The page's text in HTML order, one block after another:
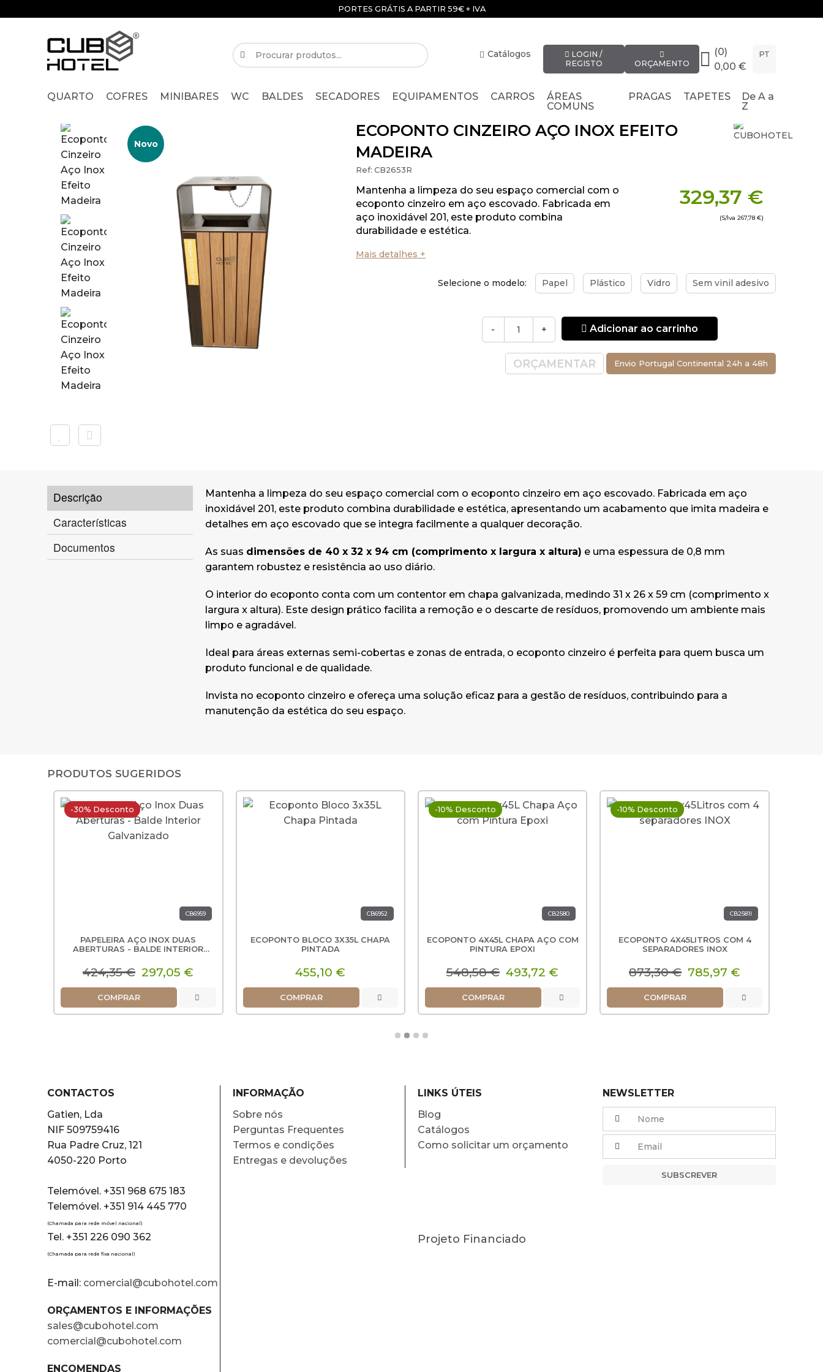
PORTES GRÁTIS A PARTIR 59€ + IVA
Catálogos
LOGIN /
REGISTO
ORÇAMENTO
(0)
0,00 €
PT
QUARTO COFRES MINIBARES WC BALDES SECADORES EQUIPAMENTOS CARROS
ÁREAS
COMUNS
PRAGAS TAPETES
De A a
Z
Novo
ECOPONTO CINZEIRO AÇO INOX EFEITO
MADEIRA
Ref:CB2653R
329,37 €
(S/Iva 267,78 €)
Mantenha a limpeza do seu espaço comercial com o
ecoponto cinzeiro em aço escovado. Fabricada em
aço inoxidável 201, este produto combina
durabilidade e estética.
Mais detalhes +
Selecione o modelo: Papel Plástico Vidro Sem vinil adesivo
- + Adicionar ao carrinho
ORÇAMENTAR Envio Portugal Continental 24h a 48h
Descrição
Características
Documentos
Mantenha a limpeza do seu espaço comercial com o ecoponto cinzeiro em aço escovado. Fabricada em aço
inoxidável 201, este produto combina durabilidade e estética, apresentando um acabamento que imita madeira e
detalhes em aço escovado que se integra facilmente a qualquer decoração.
As suas dimensões de 40 x 32 x 94 cm (comprimento x largura x altura) e uma espessura de 0,8 mm
garantem robustez e resistência ao uso diário.
O interior do ecoponto conta com um contentor em chapa galvanizada, medindo 31 x 26 x 59 cm (comprimento x
largura x altura). Este design prático facilita a remoção e o descarte de resíduos, promovendo um ambiente mais
limpo e agradável.
Ideal para áreas externas semi-cobertas e zonas de entrada, o ecoponto cinzeiro é perfeita para quem busca um
produto funcional e de qualidade.
Invista no ecoponto cinzeiro e ofereça uma solução eficaz para a gestão de resíduos, contribuindo para a
manutenção da estética do seu espaço.
PRODUTOS SUGERIDOS
-30% Desconto
CB6959
PAPELEIRA AÇO INOX DUAS
ABERTURAS - BALDE INTERIOR
424,35 € 297,05 €
COMPRAR
CB6952
ECOPONTO BLOCO 3X35L CHAPA
PINTADA
455,10 €
COMPRAR
-10% Desconto
CB2580
ECOPONTO 4X45L CHAPA AÇO COM
PINTURA EPOXI
548,58 € 493,72 €
COMPRAR
-10% Desconto
CB2581I
ECOPONTO 4X45LITROS COM 4
SEPARADORES INOX
873,30 € 785,97 €
COMPRAR
CONTACTOS
Gatien, Lda
NIF 509759416
Rua Padre Cruz, 121
4050-220 Porto
Telemóvel. +351 968 675 183
Telemóvel. +351 914 445 770
(Chamada para rede móvel nacional)
Tel. +351 226 090 362
(Chamada para rede fixa nacional)
E-mail: comercial@cubohotel.com
ORÇAMENTOS E INFORMAÇÕES
sales@cubohotel.com
comercial@cubohotel.com
ENCOMENDAS
INFORMAÇÃO
Sobre nós
Perguntas Frequentes
Termos e condições
Entregas e devoluções
LINKS ÚTEIS
Blog
Catálogos
Como solicitar um orçamento
Projeto Financiado
NEWSLETTER
SUBSCREVER